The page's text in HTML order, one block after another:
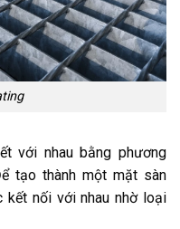
với nhau bằng phương
tạo thành một mặt sàn
kết nối với nhau nhờ loại